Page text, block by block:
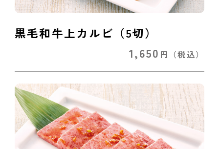
黒毛和牛上カルビ（5切）
1,650 円 （税込）